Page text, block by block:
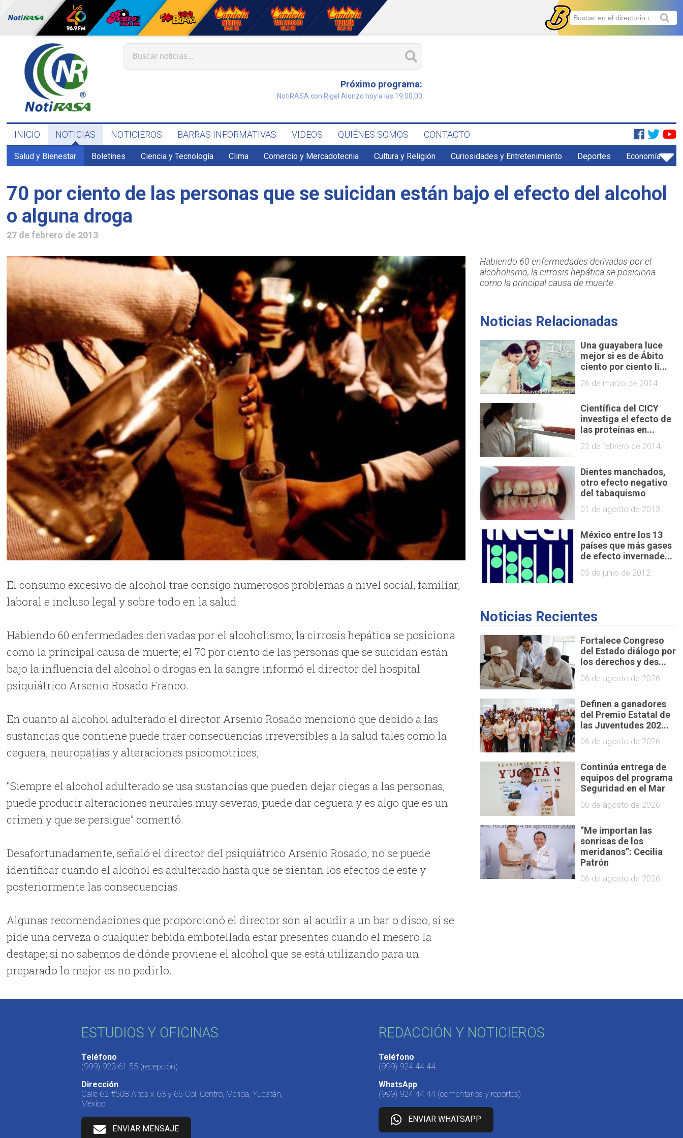
Próximo programa:
NotiRASA con Rigel Alonzo hoy a las 19:00:00
INICIO NOTICIAS NOTICIEROS BARRAS INFORMATIVAS VIDEOS QUIÉNES SOMOS CONTACTO
Salud y Bienestar Boletines Ciencia y Tecnología Clima Comercio y Mercadotecnia Cultura y Religión Curiosidades y Entretenimiento Deportes Economía
70 por ciento de las personas que se suicidan están bajo el efecto del alcohol
o alguna droga
27 de febrero de 2013
El consumo excesivo de alcohol trae consigo numerosos problemas a nivel social, familiar,
laboral e incluso legal y sobre todo en la salud.
Habiendo 60 enfermedades derivadas por el alcoholismo, la cirrosis hepática se posiciona
como la principal causa de muerte; el 70 por ciento de las personas que se suicidan están
bajo la influencia del alcohol o drogas en la sangre informó el director del hospital
psiquiátrico Arsenio Rosado Franco.
En cuanto al alcohol adulterado el director Arsenio Rosado mencionó que debido a las
sustancias que contiene puede traer consecuencias irreversibles a la salud tales como la
ceguera, neuropatías y alteraciones psicomotrices;
“Siempre el alcohol adulterado se usa sustancias que pueden dejar ciegas a las personas,
puede producir alteraciones neurales muy severas, puede dar ceguera y es algo que es un
crimen y que se persigue” comentó.
Desafortunadamente, señaló el director del psiquiátrico Arsenio Rosado, no se puede
identificar cuando el alcohol es adulterado hasta que se sientan los efectos de este y
posteriormente las consecuencias.
Algunas recomendaciones que proporcionó el director son al acudir a un bar o disco, si se
pide una cerveza o cualquier bebida embotellada estar presentes cuando el mesero la
destape; si no sabemos de dónde proviene el alcohol que se está utilizando para un
preparado lo mejor es no pedirlo.
Habiendo 60 enfermedades derivadas por el
alcoholismo, la cirrosis hepática se posiciona
como la principal causa de muerte.
Noticias Relacionadas
Una guayabera luce
mejor si es de Ábito
ciento por ciento li...
26 de marzo de 2014
Científica del CICY
investiga el efecto de
las proteínas en...
22 de febrero de 2014
Dientes manchados,
otro efecto negativo
del tabaquismo
01 de agosto de 2013
México entre los 13
países que más gases
de efecto invernade...
05 de junio de 2012
Noticias Recientes
Fortalece Congreso
del Estado diálogo por
los derechos y des...
06 de agosto de 2026
Definen a ganadores
del Premio Estatal de
las Juventudes 202...
06 de agosto de 2026
Continúa entrega de
equipos del programa
Seguridad en el Mar
06 de agosto de 2026
“Me importan las
sonrisas de los
meridanos”: Cecilia
Patrón
06 de agosto de 2026
ESTUDIOS Y OFICINAS
Teléfono
(999) 923 61 55 (recepción)
Dirección
Calle 62 #508 Altos x 63 y 65 Col. Centro, Mérida, Yucatán,
México.
ENVIAR MENSAJE
REDACCIÓN Y NOTICIEROS
Teléfono
(999) 924 44 44
WhatsApp
(999) 924 44 44 (comentarios y reportes)
ENVIAR WHATSAPP